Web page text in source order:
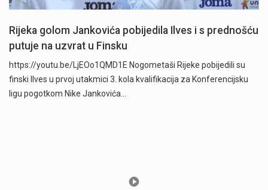
Rijeka golom Jankovića pobijedila Ilves i s prednošću
putuje na uzvrat u Finsku
https://youtu.be/LjEOo1QMD1E Nogometaši Rijeke pobijedili su
finski Ilves u prvoj utakmici 3. kola kvalifikacija za Konferencijsku
ligu pogotkom Nike Jankovića…